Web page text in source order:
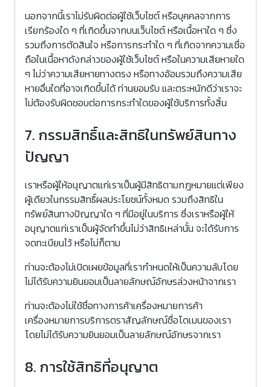
นอกจากนี้เราไม่รับผิดต่อผู้ใช้เว็บไซต์ หรือบุคคลจากการ
เรียกร้องใด ๆ ที่เกิดขึ้นจากบนเว็บไซต์ หรือเนื้อหาใด ๆ ซึ่ง
รวมถึงการตัดสินใจ หรือการกระทำใด ๆ ที่เกิดจากความเชื่อ
ถือในเนื้อหาดังกล่าวของผู้ใช้เว็บไซต์ หรือในความเสียหายใด
ๆ ไม่ว่าความเสียหายทางตรง หรือทางอ้อมรวมถึงความเสีย
หายอื่นใดที่อาจเกิดขึ้นได้ ท่านยอมรับ และตระหนักดีว่าเราจะ
ไม่ต้องรับผิดชอบต่อการกระทำใดของผู้ใช้บริการทั้งสิ้น
7. กรรมสิทธิ์และสิทธิในทรัพย์สินทาง
ปัญญา
เราหรือผู้ให้อนุญาตแก่เราเป็นผู้มีสิทธิตามกฎหมายแต่เพียง
ผู้เดียวในกรรมสิทธิ์ผลประโยชน์ทั้งหมด รวมถึงสิทธิใน
ทรัพย์สินทางปัญญาใด ๆ ที่มีอยู่ในบริการ ซึ่งเราหรือผู้ให้
อนุญาตแก่เราเป็นผู้จัดทำขึ้นไม่ว่าสิทธิเหล่านั้น จะได้รับการ
จดทะเบียนไว้ หรือไม่ก็ตาม
ท่านจะต้องไม่เปิดเผยข้อมูลที่เรากำหนดให้เป็นความลับโดย
ไม่ได้รับความยินยอมเป็นลายลักษณ์อักษรล่วงหน้าจากเรา
ท่านจะต้องไม่ใช้ชื่อทางการค้าเครื่องหมายการค้า
เครื่องหมายการบริการตราสัญลักษณ์ชื่อโดเมนของเรา
โดยไม่ได้รับความยินยอมเป็นลายลักษณ์อักษรจากเรา
8. การใช้สิทธิที่อนุญาต